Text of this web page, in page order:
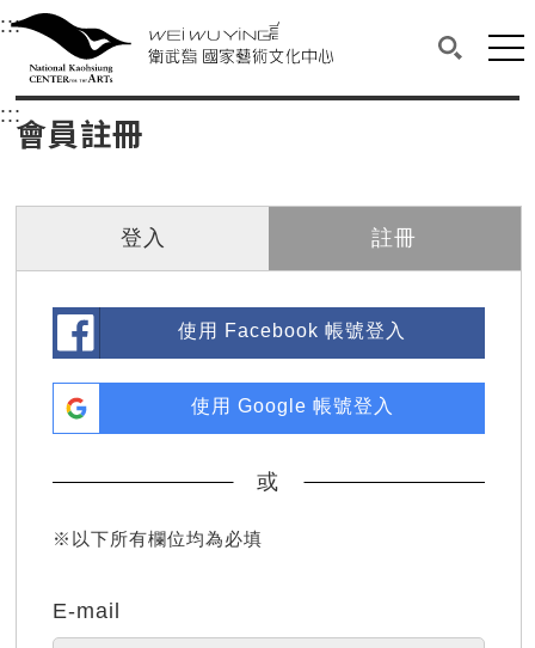
衛武營國家藝術文化中心
中央內容區塊，為本頁主要內容區。
:::選單連結區塊，此區塊列有本網站主要連結。
衛武營國家藝術文化中心
搜尋(開
網
::: 中央內容區塊，為本頁主要內容區。
會員註冊
登入 註冊
使用 Facebook 帳號登入
使用 Google 帳號登入
或
※以下所有欄位均為必填
E-mail